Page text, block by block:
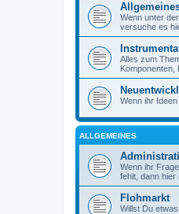
Wenn unter
versuche es
Alles zum
Komponenten,
Wenn ihr
ALLGEMEINES
Wenn ihr
fehlt, dann hier
Flohmarkt
Willst Du